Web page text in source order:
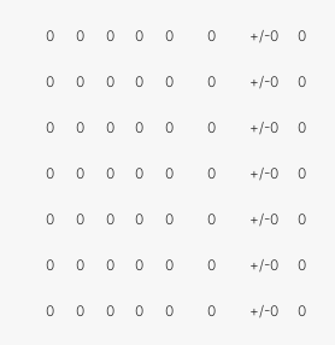
0 0 0 0 0 0 +/-0 0
0 0 0 0 0 0 +/-0 0
0 0 0 0 0 0 +/-0 0
0 0 0 0 0 0 +/-0 0
0 0 0 0 0 0 +/-0 0
0 0 0 0 0 0 +/-0 0
0 0 0 0 0 0 +/-0 0